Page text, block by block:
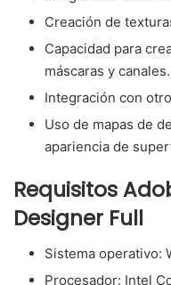
Creación de
Capacidad para
máscaras y canales.
Integración con
Uso de mapas de
apariencia de
Requisitos
Designer Full
Sistema operativo:
Procesador: Intel